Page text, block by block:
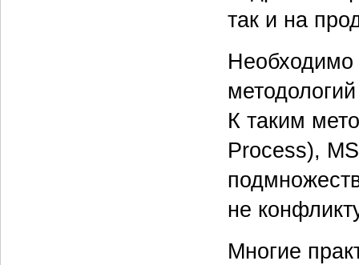
так и на
Необходимо
К таким
Process),
не
Многие